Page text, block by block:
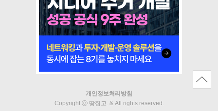
개인정보처리방침
Copyright ⓒ 땅집고. & All rights reserved.